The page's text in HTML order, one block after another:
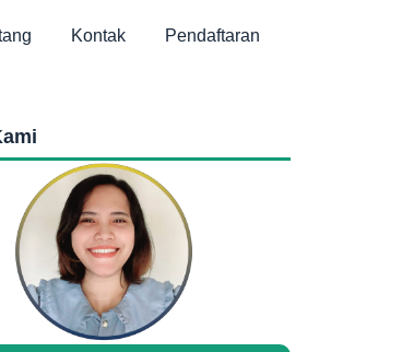
Kontak Pendaftaran